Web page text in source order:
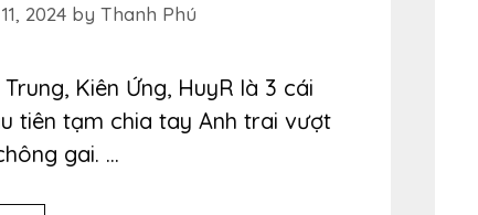
2024 by Thanh Phú
Kiên Ứng, HuyR là 3 cái
tiên tạm chia tay Anh trai vượt
gai. …